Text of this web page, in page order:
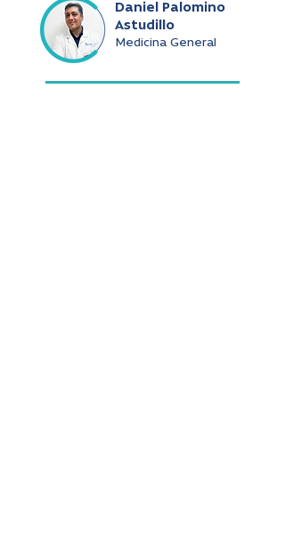
Daniel Palomino
Astudillo
Medicina General